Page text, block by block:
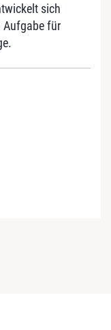
sich
Aufgabe für